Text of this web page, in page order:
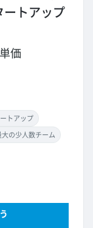
ートアップ
価
トアップ
大の少人数チーム